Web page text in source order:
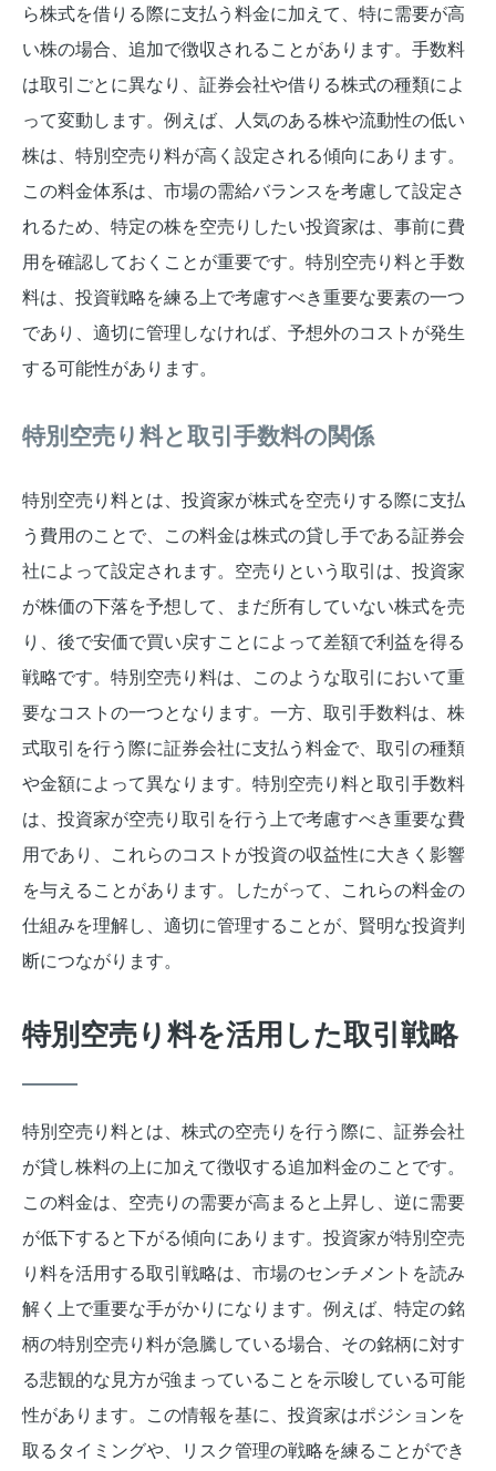
ら株式を借りる際に支払う料金に加えて、特に需要が高
い株の場合、追加で徴収されることがあります。手数料
は取引ごとに異なり、証券会社や借りる株式の種類によ
って変動します。例えば、人気のある株や流動性の低い
株は、特別空売り料が高く設定される傾向にあります。
この料金体系は、市場の需給バランスを考慮して設定さ
れるため、特定の株を空売りしたい投資家は、事前に費
用を確認しておくことが重要です。特別空売り料と手数
料は、投資戦略を練る上で考慮すべき重要な要素の一つ
であり、適切に管理しなければ、予想外のコストが発生
する可能性があります。
特別空売り料と取引手数料の関係
特別空売り料とは、投資家が株式を空売りする際に支払
う費用のことで、この料金は株式の貸し手である証券会
社によって設定されます。空売りという取引は、投資家
が株価の下落を予想して、まだ所有していない株式を売
り、後で安価で買い戻すことによって差額で利益を得る
戦略です。特別空売り料は、このような取引において重
要なコストの一つとなります。一方、取引手数料は、株
式取引を行う際に証券会社に支払う料金で、取引の種類
や金額によって異なります。特別空売り料と取引手数料
は、投資家が空売り取引を行う上で考慮すべき重要な費
用であり、これらのコストが投資の収益性に大きく影響
を与えることがあります。したがって、これらの料金の
仕組みを理解し、適切に管理することが、賢明な投資判
断につながります。
特別空売り料を活用した取引戦略
特別空売り料とは、株式の空売りを行う際に、証券会社
が貸し株料の上に加えて徴収する追加料金のことです。
この料金は、空売りの需要が高まると上昇し、逆に需要
が低下すると下がる傾向にあります。投資家が特別空売
り料を活用する取引戦略は、市場のセンチメントを読み
解く上で重要な手がかりになります。例えば、特定の銘
柄の特別空売り料が急騰している場合、その銘柄に対す
る悲観的な見方が強まっていることを示唆している可能
性があります。この情報を基に、投資家はポジションを
取るタイミングや、リスク管理の戦略を練ることができ